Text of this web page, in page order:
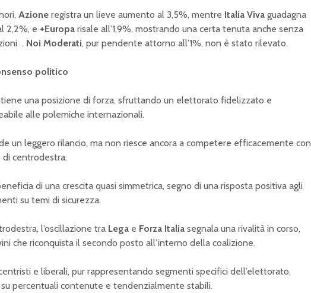
Azione registra un lieve aumento al 3,5%, mentre Italia Viva guadagna
2,2%, e +Europa risale all’1,9%, mostrando una certa tenuta anche senza
. Noi Moderati, pur pendente attorno all’1%, non è stato rilevato.
politico
una posizione di forza, sfruttando un elettorato fidelizzato e
alle polemiche internazionali.
un leggero rilancio, ma non riesce ancora a competere efficacemente con
di centrodestra.
di una crescita quasi simmetrica, segno di una risposta positiva agli
su temi di sicurezza.
l’oscillazione tra Lega e Forza Italia segnala una rivalità in corso,
che riconquista il secondo posto all’interno della coalizione.
e liberali, pur rappresentando segmenti specifici dell’elettorato,
percentuali contenute e tendenzialmente stabili.